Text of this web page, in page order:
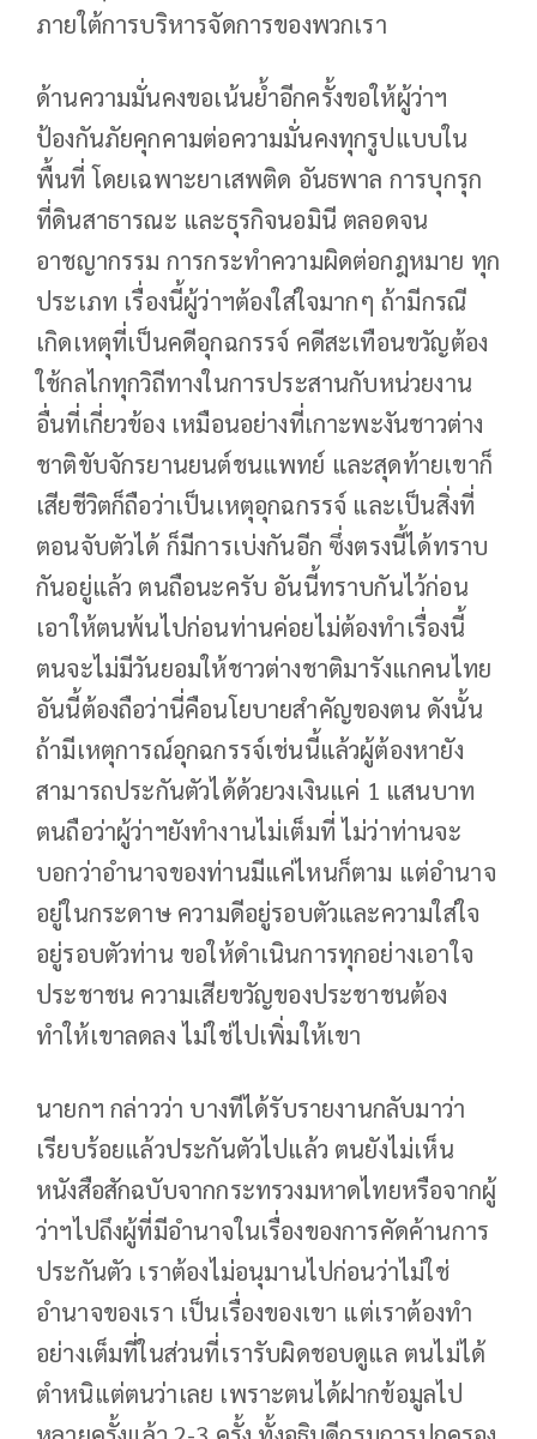
ภายใต้การบริหารจัดการของพวกเรา
ด้านความมั่นคงขอเน้นย้ำอีกครั้งขอให้ผู้ว่าฯ
ป้องกันภัยคุกคามต่อความมั่นคงทุกรูปแบบใน
พื้นที่ โดยเฉพาะยาเสพติด อันธพาล การบุกรุก
ที่ดินสาธารณะ และธุรกิจนอมินี ตลอดจน
อาชญากรรม การกระทำความผิดต่อกฎหมาย ทุก
ประเภท เรื่องนี้ผู้ว่าฯต้องใส่ใจมากๆ ถ้ามีกรณี
เกิดเหตุที่เป็นคดีอุกฉกรรจ์ คดีสะเทือนขวัญต้อง
ใช้กลไกทุกวิถีทางในการประสานกับหน่วยงาน
อื่นที่เกี่ยวข้อง เหมือนอย่างที่เกาะพะงันชาวต่าง
ชาติขับจักรยานยนต์ชนแพทย์ และสุดท้ายเขาก็
เสียชีวิตก็ถือว่าเป็นเหตุอุกฉกรรจ์ และเป็นสิ่งที่
ตอนจับตัวได้ ก็มีการเบ่งกันอีก ซึ่งตรงนี้ได้ทราบ
กันอยู่แล้ว ตนถือนะครับ อันนี้ทราบกันไว้ก่อน
เอาให้ตนพ้นไปก่อนท่านค่อยไม่ต้องทำเรื่องนี้
ตนจะไม่มีวันยอมให้ชาวต่างชาติมารังแกคนไทย
อันนี้ต้องถือว่านี่คือนโยบายสำคัญของตน ดังนั้น
ถ้ามีเหตุการณ์อุกฉกรรจ์เช่นนี้แล้วผู้ต้องหายัง
สามารถประกันตัวได้ด้วยวงเงินแค่ 1 แสนบาท
ตนถือว่าผู้ว่าฯยังทำงานไม่เต็มที่ ไม่ว่าท่านจะ
บอกว่าอำนาจของท่านมีแค่ไหนก็ตาม แต่อำนาจ
อยู่ในกระดาษ ความดีอยู่รอบตัวและความใส่ใจ
อยู่รอบตัวท่าน ขอให้ดำเนินการทุกอย่างเอาใจ
ประชาชน ความเสียขวัญของประชาชนต้อง
ทำให้เขาลดลง ไม่ใช่ไปเพิ่มให้เขา
นายกฯ กล่าวว่า บางทีได้รับรายงานกลับมาว่า
เรียบร้อยแล้วประกันตัวไปแล้ว ตนยังไม่เห็น
หนังสือสักฉบับจากกระทรวงมหาดไทยหรือจากผู้
ว่าฯไปถึงผู้ที่มีอำนาจในเรื่องของการคัดค้านการ
ประกันตัว เราต้องไม่อนุมานไปก่อนว่าไม่ใช่
อำนาจของเรา เป็นเรื่องของเขา แต่เราต้องทำ
อย่างเต็มที่ในส่วนที่เรารับผิดชอบดูแล ตนไม่ได้
ตำหนิแต่ตนว่าเลย เพราะตนได้ฝากข้อมูลไป